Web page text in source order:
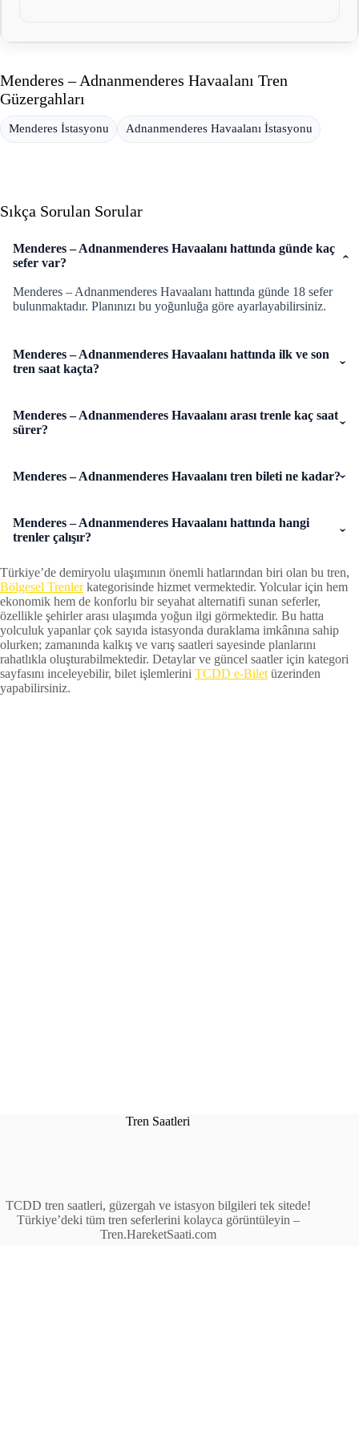
Menderes – Adnanmenderes Havaalanı Tren
Güzergahları
Menderes İstasyonu Adnanmenderes Havaalanı İstasyonu
Sıkça Sorulan Sorular
Menderes – Adnanmenderes Havaalanı hattında günde kaç
sefer var?
Menderes – Adnanmenderes Havaalanı hattında günde 18 sefer
bulunmaktadır. Planınızı bu yoğunluğa göre ayarlayabilirsiniz.
Menderes – Adnanmenderes Havaalanı hattında ilk ve son
tren saat kaçta?
Menderes – Adnanmenderes Havaalanı arası trenle kaç saat
sürer?
Menderes – Adnanmenderes Havaalanı tren bileti ne kadar?
Menderes – Adnanmenderes Havaalanı hattında hangi
trenler çalışır?
Türkiye’de demiryolu ulaşımının önemli hatlarından biri olan bu tren,
Bölgesel Trenlerkategorisinde hizmet vermektedir. Yolcular için hem
ekonomik hem de konforlu bir seyahat alternatifi sunan seferler,
özellikle şehirler arası ulaşımda yoğun ilgi görmektedir. Bu hatta
yolculuk yapanlar çok sayıda istasyonda duraklama imkânına sahip
olurken; zamanında kalkış ve varış saatleri sayesinde planlarını
rahatlıkla oluşturabilmektedir. Detaylar ve güncel saatler için kategori
sayfasını inceleyebilir, bilet işlemlerini TCDD e-Bilet üzerinden
yapabilirsiniz.
Tren Saatleri
TCDD tren saatleri, güzergah ve istasyon bilgileri tek sitede!
Türkiye’deki tüm tren seferlerini kolayca görüntüleyin –
Tren.HareketSaati.com